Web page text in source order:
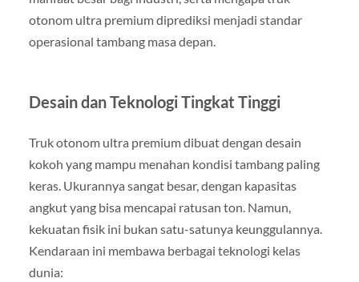
otonom ultra premium diprediksi menjadi standar
operasional tambang masa depan.
Desain dan Teknologi Tingkat Tinggi
Truk otonom ultra premium dibuat dengan desain
kokoh yang mampu menahan kondisi tambang paling
keras. Ukurannya sangat besar, dengan kapasitas
angkut yang bisa mencapai ratusan ton. Namun,
kekuatan fisik ini bukan satu-satunya keunggulannya.
Kendaraan ini membawa berbagai teknologi kelas
dunia: